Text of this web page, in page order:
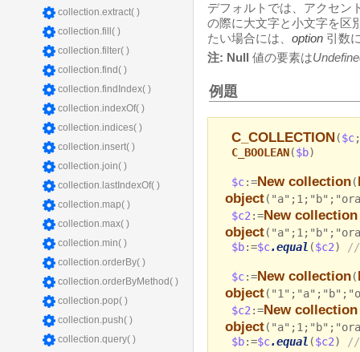
collection.extract( )
collection.fill( )
collection.filter( )
collection.find( )
collection.findIndex( )
collection.indexOf( )
collection.indices( )
collection.insert( )
collection.join( )
collection.lastIndexOf( )
collection.map( )
collection.max( )
collection.min( )
collection.orderBy( )
collection.orderByMethod( )
collection.pop( )
collection.push( )
collection.query( )
デフォルトでは、アクセン
の際に大文字と小文字を区
たい場合には、 option 引数
注: Null 値の要素は
例題
C_COLLECTION ($c;
C_BOOLEAN($b)
$c:=New collection(
object
$c2 :=New collection
object
$b:=$c.equal ($c2)
$c:=New collection(
object
$c2 :=New collection
object
$b:=$c.equal ($c2)